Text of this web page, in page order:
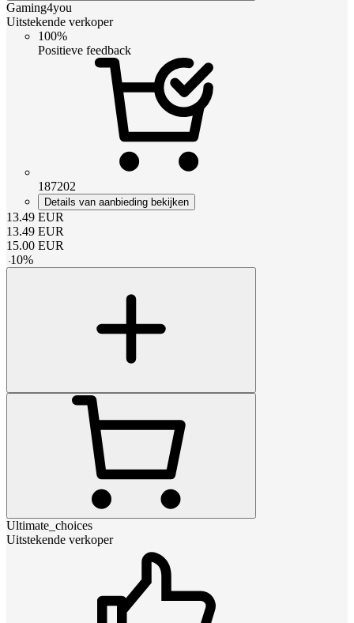
Gaming4you
Uitstekende verkoper
100%
Positieve feedback
187202
Details van aanbieding bekijken
13.49 EUR
13.49 EUR
15.00 EUR
-10%
Ultimate_choices
Uitstekende verkoper